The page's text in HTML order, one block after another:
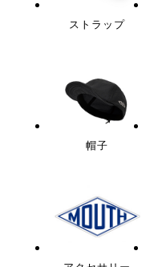
ストラップ
帽子